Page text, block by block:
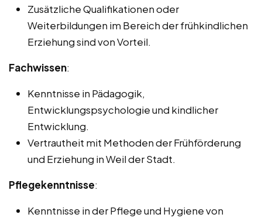
Zusätzliche Qualifikationen oder
Weiterbildungen im Bereich der frühkindlichen
Erziehung sind von Vorteil.
Fachwissen:
Kenntnisse in Pädagogik,
Entwicklungspsychologie und kindlicher
Entwicklung.
Vertrautheit mit Methoden der Frühförderung
und Erziehung in Weil der Stadt.
Pflegekenntnisse:
Kenntnisse in der Pflege und Hygiene von